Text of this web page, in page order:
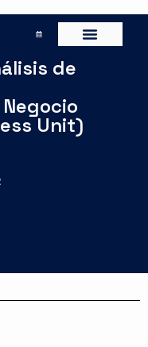
de
Unit)